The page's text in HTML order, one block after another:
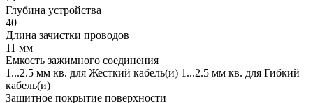
Глубина устройства
40
Длина зачистки проводов
11 мм
Емкость зажимного соединения
1...2.5 мм кв. для Жесткий кабель(и) 1...2.5 мм кв. для Гибкий
кабель(и)
Защитное покрытие поверхности